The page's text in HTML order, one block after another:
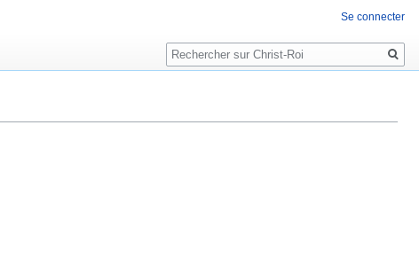
Se connecter
Rechercher